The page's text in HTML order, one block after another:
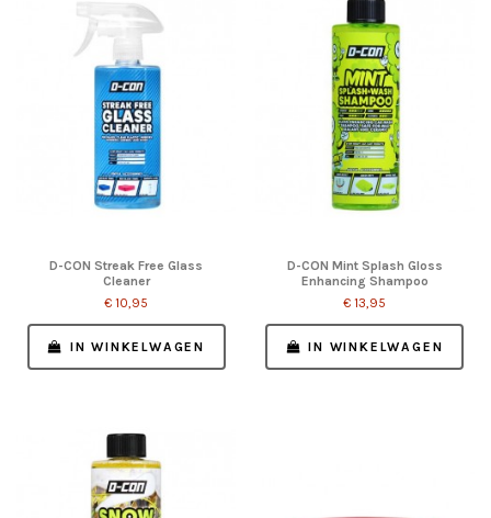
D-CON Streak Free Glass
Cleaner
€ 10,95
IN WINKELWAGEN
D-CON Mint Splash Gloss
Enhancing Shampoo
€ 13,95
IN WINKELWAGEN